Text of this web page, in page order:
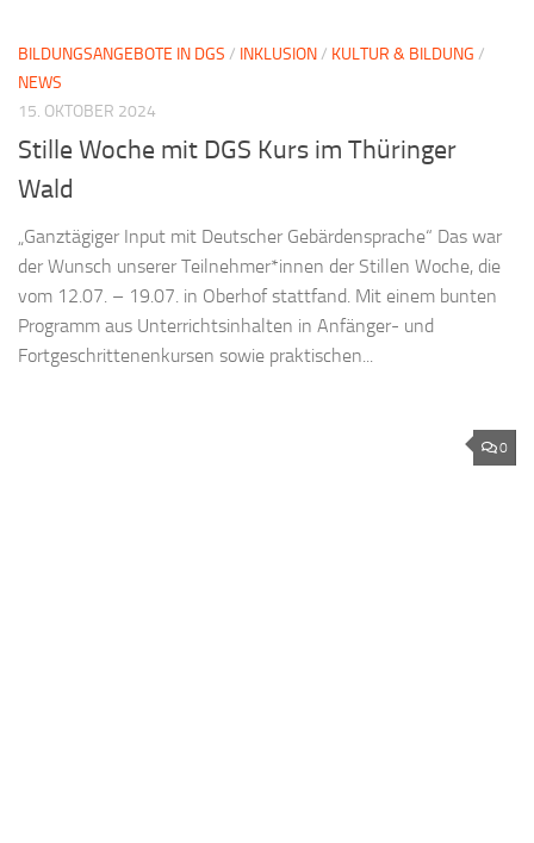
BILDUNGSANGEBOTE IN DGS / INKLUSION/ KULTUR & BILDUNG /
NEWS
15. OKTOBER 2024
Stille Woche mit DGS Kurs im Thüringer
Wald
„Ganztägiger Input mit Deutscher Gebärdensprache“ Das war
der Wunsch unserer Teilnehmer*innen der Stillen Woche, die
vom 12.07. – 19.07. in Oberhof stattfand. Mit einem bunten
Programm aus Unterrichtsinhalten in Anfänger- und
Fortgeschrittenenkursen sowie praktischen...
0